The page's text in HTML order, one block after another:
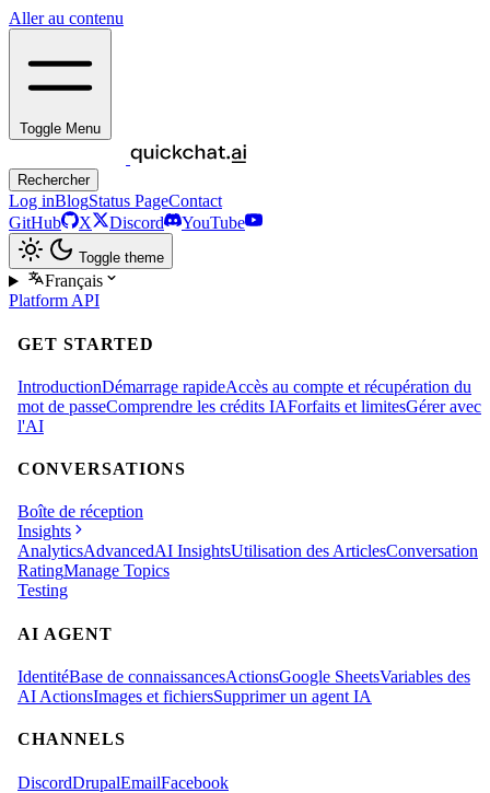
Aller au contenu
Toggle Menu
Rechercher
Log inBlogStatus PageContact
GitHub
X Discord YouTube
Toggle theme
Français
Platform API
GET STARTED
IntroductionDémarrage rapideAccès au compte et récupération du
mot de passeComprendre les crédits IAForfaits et limitesGérer avec
l'AI
CONVERSATIONS
Boîte de réception
Insights
AnalyticsAdvancedAI InsightsUtilisation des ArticlesConversation
RatingManage Topics
Testing
AI AGENT
IdentitéBase de connaissancesActionsGoogle SheetsVariables des
AI ActionsImages et fichiersSupprimer un agent IA
CHANNELS
DiscordDrupalEmailFacebook